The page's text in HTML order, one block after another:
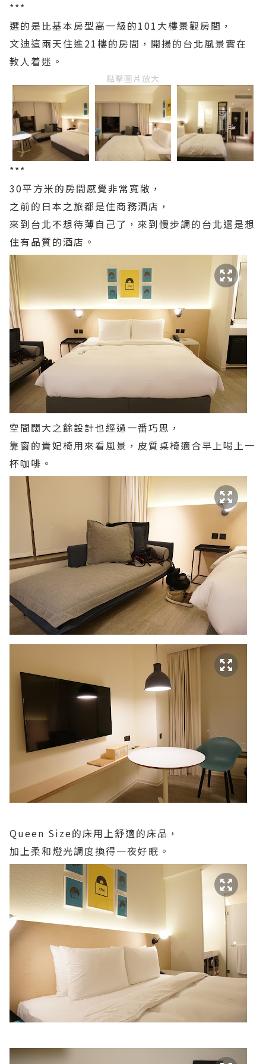
***
選的是比基本房型高一級的101大樓景觀房間，
文迪這兩天住進21樓的房間，開揚的台北風景實在
教人着迷。
點擊圖片放大
***
30平方米的房間感覺非常寬敞，
之前的日本之旅都是住商務酒店，
來到台北不想待薄自己了，來到慢步調的台北還是想
住有品質的酒店。
空間闊大之餘設計也經過一番巧思，
靠窗的貴妃椅用來看風景，皮質桌椅適合早上喝上一
杯咖啡。
Queen Size的床用上舒適的床品，
加上柔和燈光調度換得一夜好眠。